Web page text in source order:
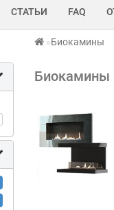
СТАТЬИ FAQ
Биокамины
Биокамины